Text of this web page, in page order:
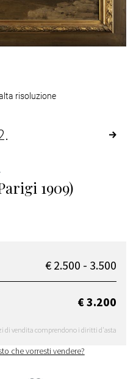
risoluzione
1909)
€ 2.500 - 3.500
€ 3.200
di vendita comprendono i diritti d'asta
che vorresti vendere?